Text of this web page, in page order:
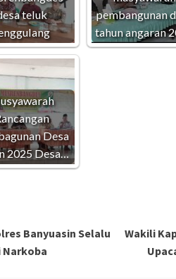
teluk
pembangunan
tahun angaran
Desa
2025 Desa…
Banyuasin Selalu
Wakili